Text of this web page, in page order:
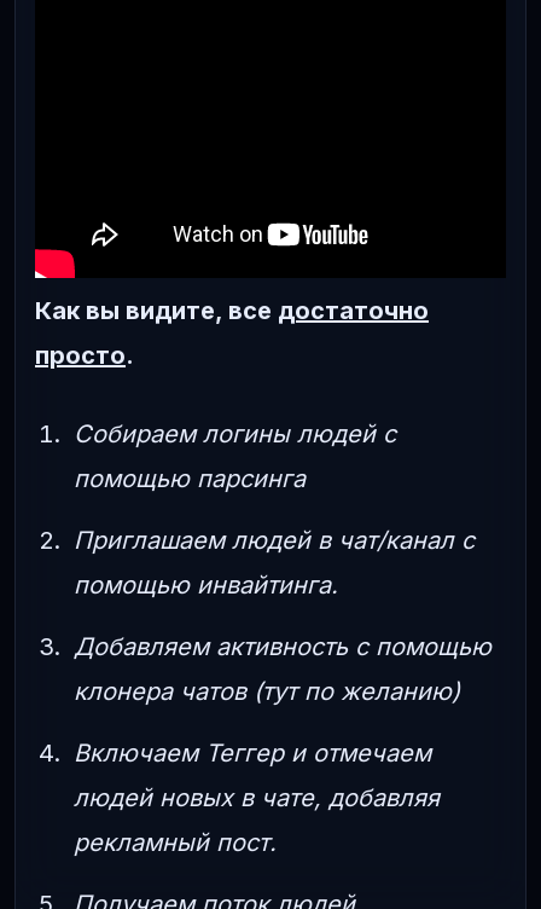
Как вы видите, все достаточно
просто.
Собираем логины людей с
помощью парсинга
Приглашаем людей в чат/канал с
помощью инвайтинга.
Добавляем активность с помощью
клонера чатов (тут по желанию)
Включаем Теггер и отмечаем
людей новых в чате, добавляя
рекламный пост.